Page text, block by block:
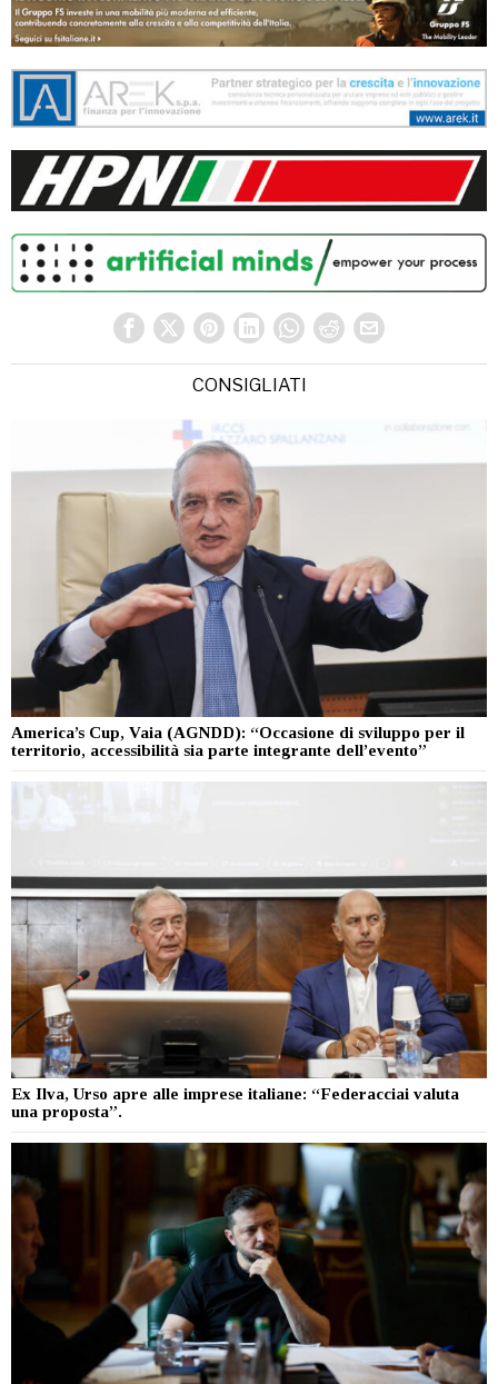
CONSIGLIATI
America’s Cup, Vaia (AGNDD): “Occasione di sviluppo per il
territorio, accessibilità sia parte integrante dell’evento”
Ex Ilva, Urso apre alle imprese italiane: “Federacciai valuta
una proposta”.